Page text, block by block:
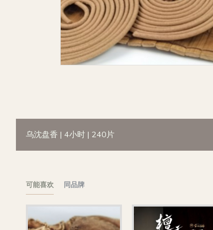
乌沈盘香 | 4小时 | 240片
可能喜欢 同品牌